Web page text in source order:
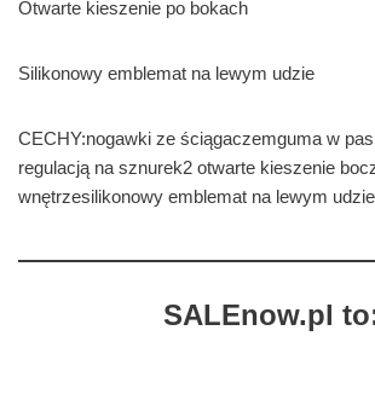
Otwarte kieszenie po bokach
Silikonowy emblemat na lewym udzie
CECHY:nogawki ze ściągaczemguma w
regulacją na sznurek2 otwarte kieszenie
wnętrzesilikonowy emblemat na lewym udzie
SALEnow.pl